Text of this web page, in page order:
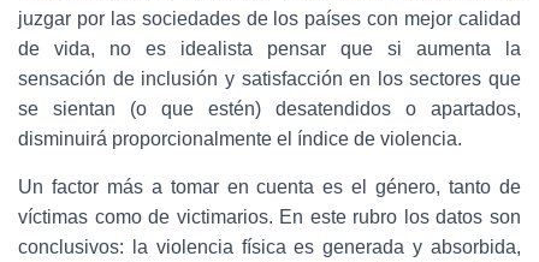
juzgar por las sociedades de los países con mejor calidad
de vida, no es idealista pensar que si aumenta la
sensación de inclusión y satisfacción en los sectores que
se sientan (o que estén) desatendidos o apartados,
disminuirá proporcionalmente el índice de violencia.
Un factor más a tomar en cuenta es el género, tanto de
víctimas como de victimarios. En este rubro los datos son
conclusivos: la violencia física es generada y absorbida,